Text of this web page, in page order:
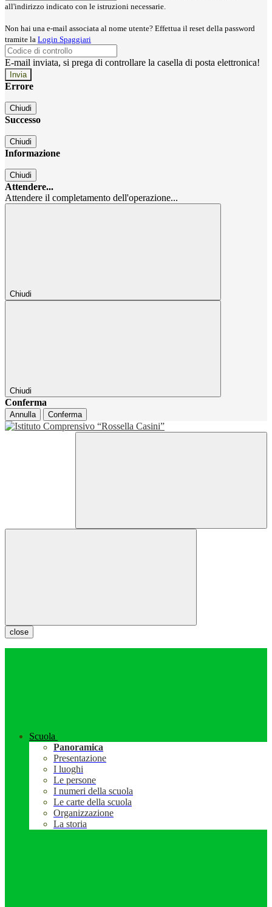
all'indirizzo indicato con le istruzioni necessarie.
Non hai una e-mail associata al nome utente? Effettua il reset della password
tramite la Login Spaggiari
E-mail inviata, si prega di controllare la casella di posta elettronica!
Errore
Chiudi
Successo
Chiudi
Informazione
Chiudi
Attendere...
Attendere il completamento dell'operazione...
Chiudi
Chiudi
Conferma
Annulla Conferma
close
Scuola
Panoramica
Presentazione
I luoghi
Le persone
I numeri della scuola
Le carte della scuola
Organizzazione
La storia